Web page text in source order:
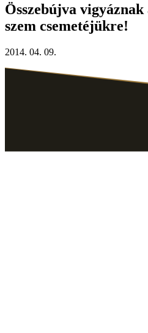
Összebújva
szem csemetéjükre!
2014. 04. 09.